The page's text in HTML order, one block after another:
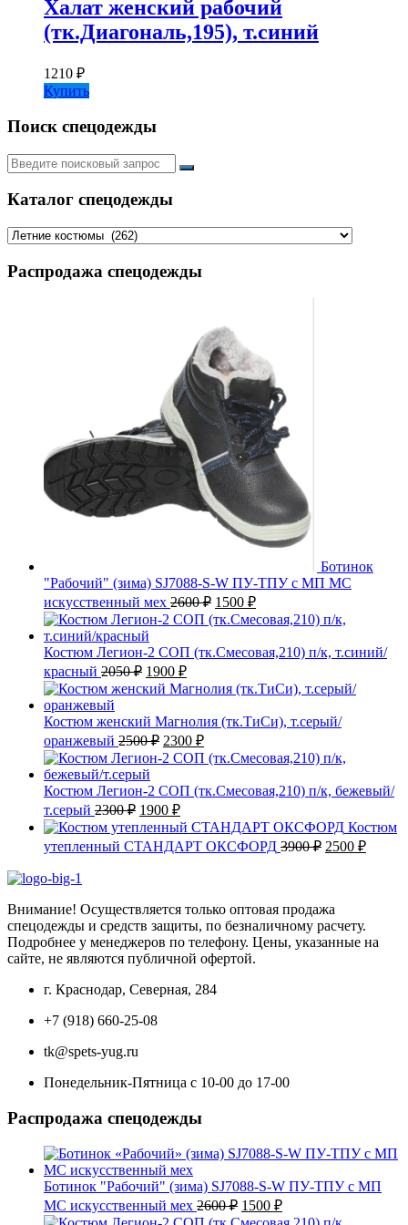
Халат женский рабочий
(тк.Диагональ,195), т.синий
1210 ₽
Купить
Поиск спецодежды
Искать:
Каталог спецодежды
Распродажа спецодежды
Ботинок
"Рабочий" (зима) SJ7088-S-W ПУ-ТПУ с МП МС
искусственный мех 2600₽ Первоначальная
цена
составляла
2600 ₽.
1500 ₽Текущая
цена:
Костюм Легион-2 СОП (тк.Смесовая,210) п/к, т.синий/
красный 2050₽ Первоначальная
цена
составляла
2050 ₽.
1900 ₽Текущая
цена:
Костюм женский Магнолия (тк.ТиСи), т.серый/
оранжевый 2500₽ Первоначальная
цена
составляла
2500 ₽.
2300 ₽Текущая
цена:
Костюм Легион-2 СОП (тк.Смесовая,210) п/к, бежевый/
т.серый 2300₽ Первоначальная
цена
составляла
2300 ₽.
1900 ₽Текущая
цена:
1900 ₽.
Костюм
утепленный СТАНДАРТ ОКСФОРД 3900₽ 2500 ₽
Внимание! Осуществляется только оптовая продажа
спецодежды и средств защиты, по безналичному расчету.
Подробнее у менеджеров по телефону. Цены, указанные на
сайте, не являются публичной офертой.
г. Краснодар, Северная, 284
+7 (918) 660-25-08
tk@spets-yug.ru
Понедельник-Пятница с 10-00 до 17-00
Распродажа спецодежды
Ботинок "Рабочий" (зима) SJ7088-S-W ПУ-ТПУ с МП
МС искусственный мех 2600₽ Первоначальная
цена
1500 ₽Текущая
цена: